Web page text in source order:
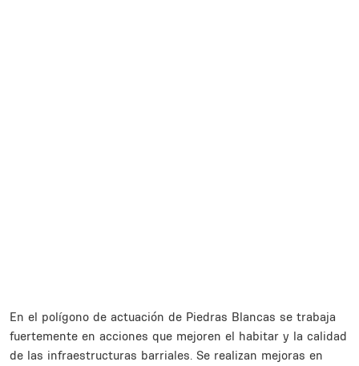
En el polígono de actuación de Piedras Blancas se trabaja
fuertemente en acciones que mejoren el habitar y la calidad
de las infraestructuras barriales. Se realizan mejoras en